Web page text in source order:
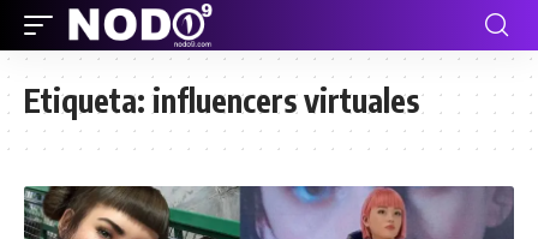
Etiqueta:influencers virtuales